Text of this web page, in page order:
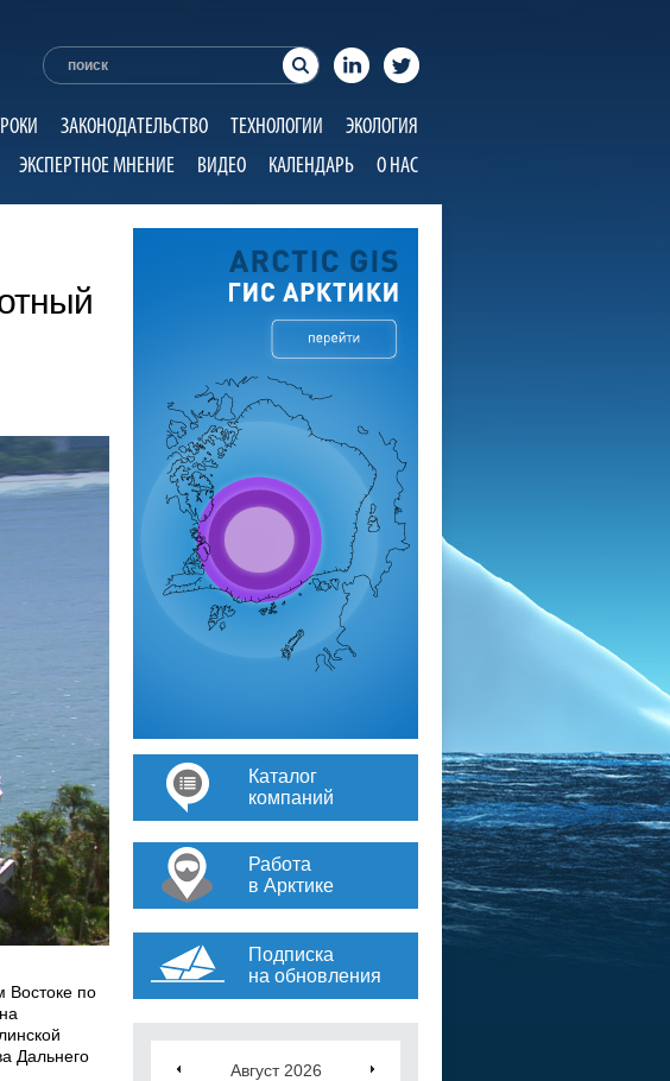
ЗАКОНОДАТЕЛЬСТВО ТЕХНОЛОГИИ
ЭКОЛОГИЯ
ЭКСПЕРТНОЕ МНЕНИЕ ВИДЕО КАЛЕНДАРЬ О НАС
Востоке по
Дальнего
Каталог
компаний
Работа
в Арктике
Подписка
на обновления
Август 2026